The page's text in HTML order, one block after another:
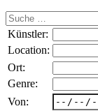
Suche
nach:
Künstler:
Location:
Ort:
Genre:
Von: